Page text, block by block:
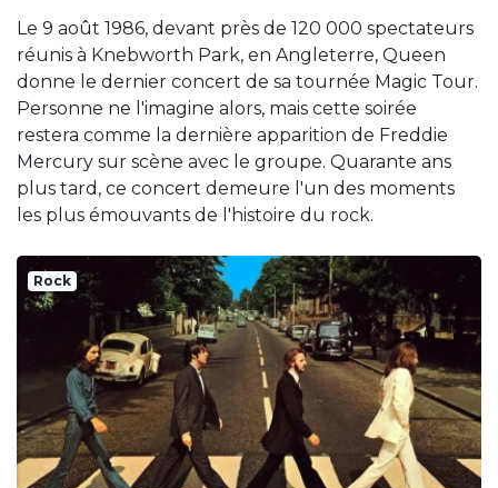
Le 9 août 1986, devant près de 120 000 spectateurs
réunis à Knebworth Park, en Angleterre, Queen
donne le dernier concert de sa tournée Magic Tour.
Personne ne l'imagine alors, mais cette soirée
restera comme la dernière apparition de Freddie
Mercury sur scène avec le groupe. Quarante ans
plus tard, ce concert demeure l'un des moments
les plus émouvants de l'histoire du rock.
Rock